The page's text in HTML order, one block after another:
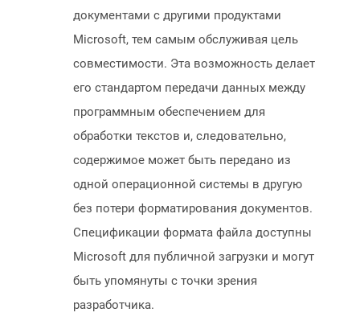
документами с другими продуктами
Microsoft, тем самым обслуживая цель
совместимости. Эта возможность делает
его стандартом передачи данных между
программным обеспечением для
обработки текстов и, следовательно,
содержимое может быть передано из
одной операционной системы в другую
без потери форматирования документов.
Спецификации формата файла доступны
Microsoft для публичной загрузки и могут
быть упомянуты с точки зрения
разработчика.